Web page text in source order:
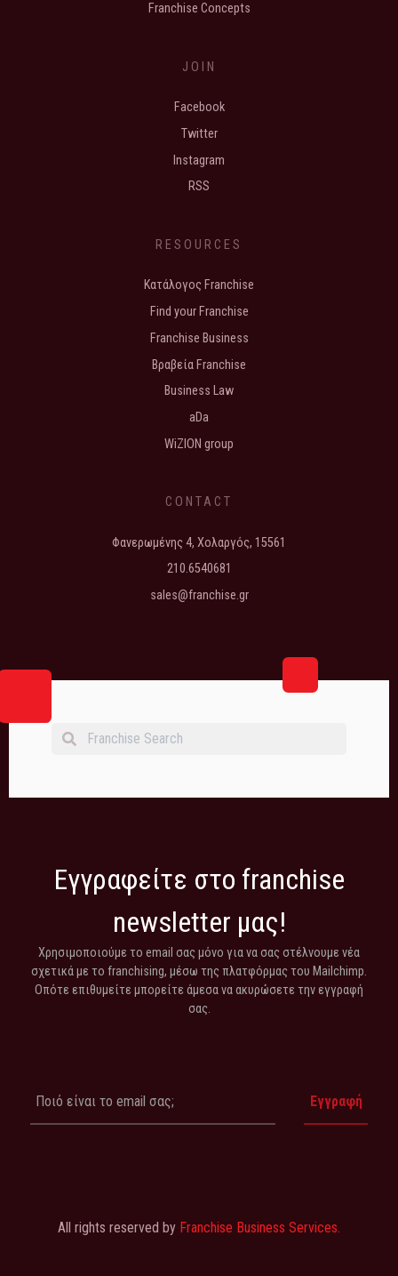
Franchise Concepts
JOIN
Facebook
Twitter
Instagram
RSS
RESOURCES
Κατάλογος Franchise
Find your Franchise
Franchise Business
Βραβεία Franchise
Business Law
aDa
WiZION group
CONTACT
Φανερωμένης 4, Χολαργός, 15561
210.6540681
sales@franchise.gr
Εγγραφείτε στο franchise
newsletter μας!
Χρησιμοποιούμε το email σας μόνο για να σας στέλνουμε νέα
σχετικά με το franchising, μέσω της πλατφόρμας του Mailchimp.
Οπότε επιθυμείτε μπορείτε άμεσα να ακυρώσετε την εγγραφή
σας.
All rights reserved by Franchise Business Services.